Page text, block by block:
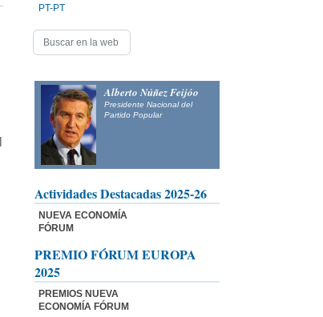
PT-PT
Alberto Núñez Feijóo
Presidente Nacional del
Partido Popular
Actividades Destacadas 2025-26
NUEVA ECONOMÍA
FÓRUM
PREMIO FÓRUM EUROPA
2025
PREMIOS NUEVA
ECONOMÍA FÓRUM